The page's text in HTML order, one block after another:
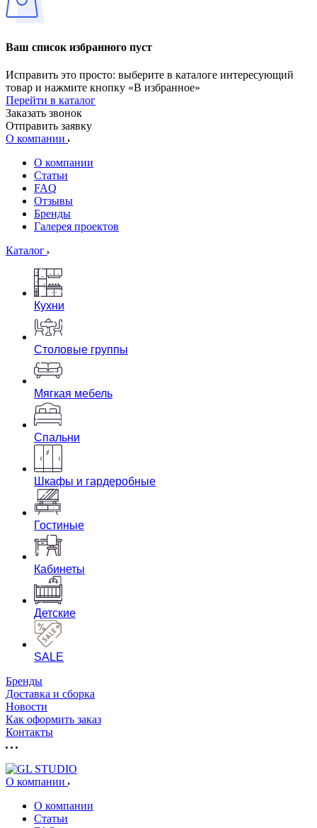
Ваш список избранного пуст
Исправить это просто: выберите в каталоге интересующий
товар и нажмите кнопку «В избранное»
Перейти в каталог
Заказать звонок
Отправить заявку
О компании
О компании
Статьи
FAQ
Отзывы
Бренды
Галерея проектов
Каталог
Кухни
Столовые группы
Мягкая мебель
Спальни
Шкафы и гардеробные
Гостиные
Кабинеты
Детские
SALE
Бренды
Доставка и сборка
Новости
Как оформить заказ
Контакты
О компании
О компании
Статьи